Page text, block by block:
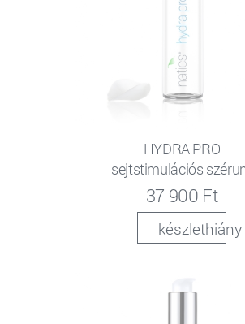
HYDRA PRO
sejtstimulációs
37 900 Ft
készlethiány